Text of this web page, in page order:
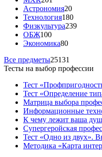
Астрономия20
Технология180
Физкультура239
ОБЖ100
Экономика80
Все предметы25131
Тесты на выбор профессии
Тест
Тест «Определение
Матрица выбора
Информационные
К чему лежит ваша
Супергеройская
Тест «Одно из двух».
Методика «Карта